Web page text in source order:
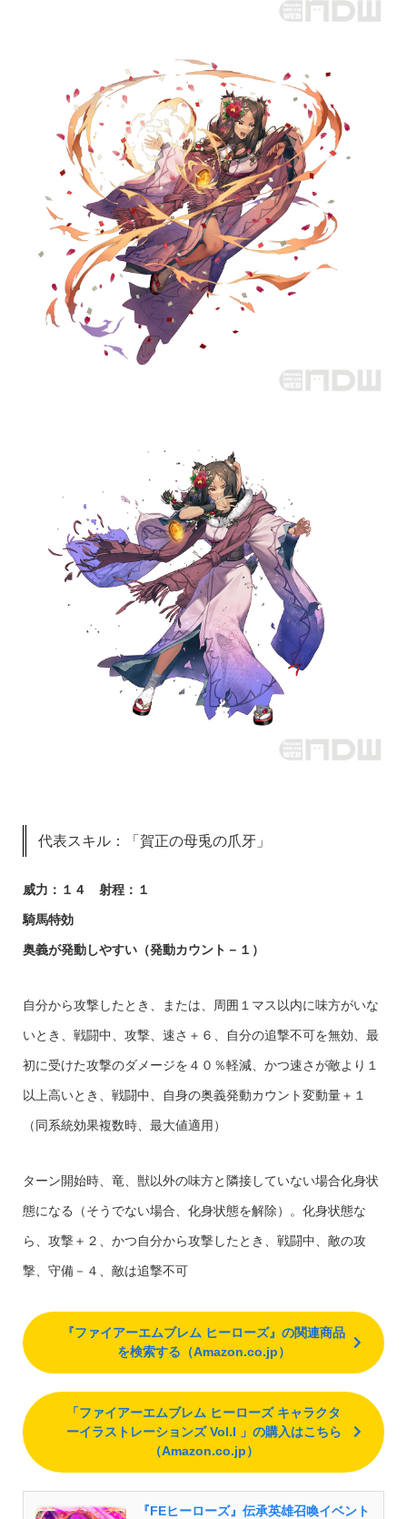
代表スキル：「賀正の母兎の爪牙」
威力：１４ 射程：１
騎馬特効
奥義が発動しやすい（発動カウント－１）
自分から攻撃したとき、または、周囲１マス以内に味方がいな
いとき、戦闘中、攻撃、速さ＋６、自分の追撃不可を無効、最
初に受けた攻撃のダメージを４０％軽減、かつ速さが敵より１
以上高いとき、戦闘中、自身の奥義発動カウント変動量＋１
（同系統効果複数時、最大値適用）
ターン開始時、竜、獣以外の味方と隣接していない場合化身状
態になる（そうでない場合、化身状態を解除）。化身状態な
ら、攻撃＋２、かつ自分から攻撃したとき、戦闘中、敵の攻
撃、守備－４、敵は追撃不可
『ファイアーエムブレム ヒーローズ』の関連商品
を検索する（Amazon.co.jp）
「ファイアーエムブレム ヒーローズ キャラクタ
ーイラストレーションズ Vol.I 」の購入はこちら
（Amazon.co.jp）
『FEヒーローズ』伝承英雄召喚イベント